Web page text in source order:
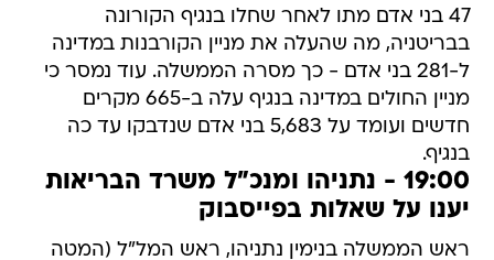
47 בני אדם מתו לאחר שחלו בנגיף הקורונה
בבריטניה, מה שהעלה את מניין הקורבנות במדינה
ל-281 בני אדם - כך מסרה הממשלה. עוד נמסר כי
מניין החולים במדינה בנגיף עלה ב-665 מקרים
חדשים ועומד על 5,683 בני אדם שנדבקו עד כה
בנגיף.
19:00 - נתניהו ומנכ"ל משרד הבריאות
יענו על שאלות בפייסבוק
ראש הממשלה בנימין נתניהו, ראש המל"ל (המטה